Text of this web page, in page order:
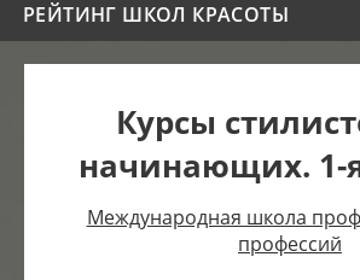
РЕЙТИНГ ШКОЛ КРАСОТЫ
Курсы
начинающих. 1-
Международная школа
профессий